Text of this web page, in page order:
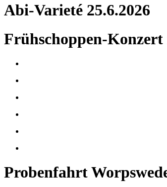
Abi-Varieté 25.6.2026
Frühschoppen-Konzert
Probenfahrt